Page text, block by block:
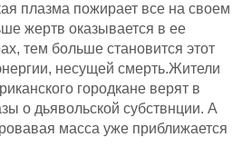
плазма пожирает все на своем
жертв оказывается в ее
тем больше становится этот
несущей смерть.Жители
городкане верят в
о дьявольской субствнции. А
масса уже приближается